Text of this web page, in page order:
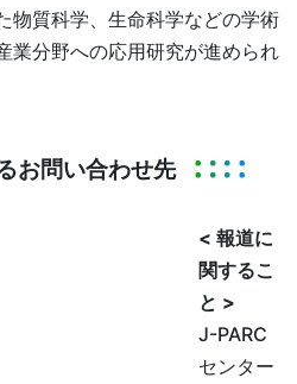
物質科学、生命科学などの学術
業分野への応用研究が進められ
お問い合わせ先
< 報道に
関するこ
と >
J-PARC
センター